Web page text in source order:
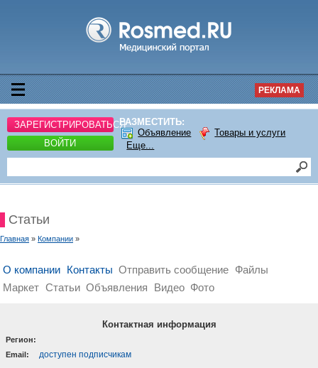
РЕКЛАМА
ЗАРЕГИСТРИРОВАТЬСЯ
ВОЙТИ
РАЗМЕСТИТЬ:
Объявление
Товары и услуги
Еще...
Статьи
Главная » Компании »
О компании Контакты Отправить сообщение Файлы
Маркет Статьи Объявления Видео Фото
Контактная информация
Регион:
Email:
доступен подписчикам